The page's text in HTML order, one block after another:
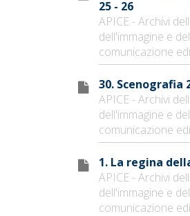
25 - 26
APICE - Archivi
dell'immagine e
comunicazione
30. Scenografia
APICE - Archivi
dell'immagine e
comunicazione
1. La regina
APICE - Archivi
dell'immagine e
comunicazione